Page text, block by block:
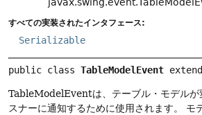
すべての実装されたインタフェース:
Serializable
public class TableModelEvent
TableModelEventは、テーブル・モデルが
スナーに通知するために使用されます。
モ